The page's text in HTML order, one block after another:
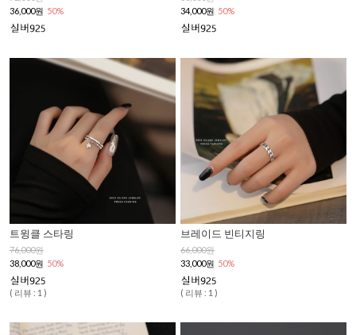
36,000원 50%
34,000원 50%
트윙클 스타링
76,000원
38,000원 50%
( 리뷰 : 1 )
브레이드 빈티지링
66,000원
33,000원 50%
( 리뷰 : 1 )